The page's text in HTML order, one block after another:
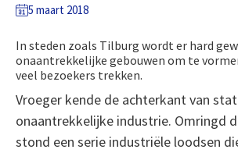
5 maart 2018
In steden zoals Tilburg wordt er hard
onaantrekkelijke gebouwen om te
veel bezoekers trekken.
Vroeger kende de achterkant van
onaantrekkelijke industrie. Omringd
stond een serie industriële loodsen